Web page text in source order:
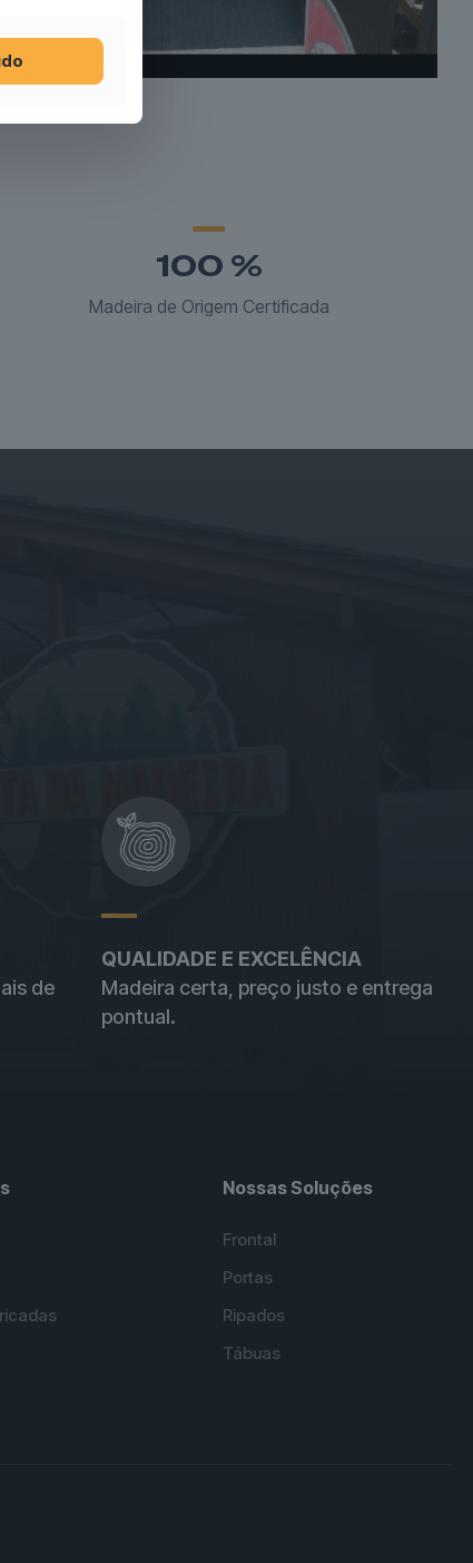
100 %
Madeira de Origem Certificada
de
QUALIDADE E EXCELÊNCIA
Madeira certa, preço justo e entrega
pontual.
Nossas Soluções
Frontal
Portas
Ripados
Tábuas